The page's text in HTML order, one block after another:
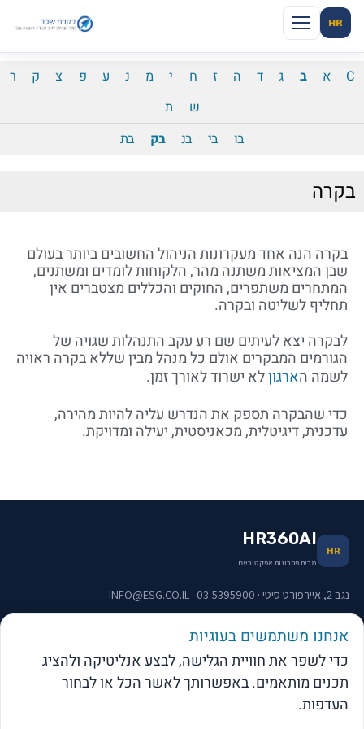
HR
C א ב ג ד ה ז ח י מ נ ע פ צ ק
ר
ש
ת
בו
בי בנ בק בת
בקרה
בקרה הנה אחד מעקרונות הניהול החשובים ביותר בעולם
שבן המציאות משתנה מהר, הלקוחות לומדים ומשתנים,
המתחרים משתפרים, החוקים והכללים מצטברים אין
תחליף לשליטה ובקרה.
לבקרה יצא לעיתים שם רע עקב התנהלות שגויה של
הגורמים המבקרים אולם כל מנהל מבין שללא בקרה ראויה
לשמה הארגוןלא ישרוד לאורך זמן.
כדי שהבקרה תספק את הנדרש עליה להיות מהירה,
עדכנית, דיגיטלית, מכאניסטית, יעילה ומדויקת.
HR
HR360AI
מבית פתרונות אפקטיביים
נגב 2, איירפורט סיטי · 03-5395900 · INFO@ESG.CO.IL
תפריט וקישורים
אנחנו משתמשים בעוגיות
כדי לשפר את חוויית הגלישה, לבצע אנליטיקה ולהציג
תכנים מותאמים. באפשרותך לאשר הכל או לבחור
העדפות.